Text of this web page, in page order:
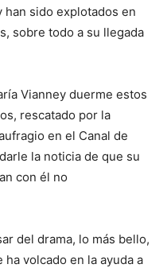
sido explotados en
sobre todo a su llegada
Vianney duerme estos
rescatado por la
en el Canal de
la noticia de que su
con él no
del drama, lo más bello,
volcado en la ayuda a